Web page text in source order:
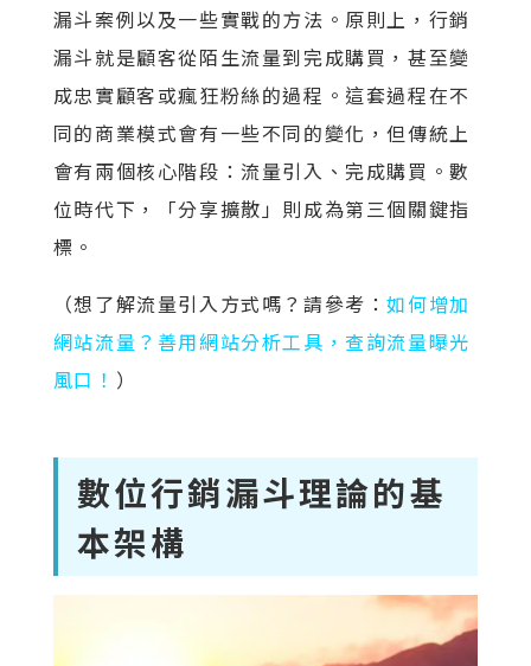
漏斗案例以及一些實戰的方法。原則上，行銷
漏斗就是顧客從陌生流量到完成購買，甚至變
成忠實顧客或瘋狂粉絲的過程。這套過程在不
同的商業模式會有一些不同的變化，但傳統上
會有兩個核心階段：流量引入、完成購買。數
位時代下，「分享擴散」則成為第三個關鍵指
標。
（想了解流量引入方式嗎？請參考：如何增加
網站流量？善用網站分析工具，查詢流量曝光
風口！ ）
數位行銷漏斗理論的基
本架構